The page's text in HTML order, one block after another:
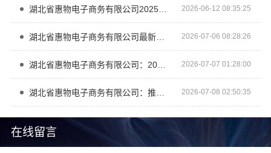
在线留言
湖北省惠物电子商务有限公司2025母婴用品平台优缺点详解 2026-06-12 08:35:25
湖北省惠物电子商务有限公司最新生鲜食品网站价格 2026-07-06 08:28:26
湖北省惠物电子商务有限公司：2025母婴用品平台优缺点分析 2026-07-07 01:28:00
2026-07-08 02:50:35